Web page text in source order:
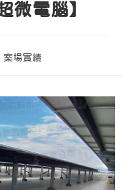
微電腦】
案場實績